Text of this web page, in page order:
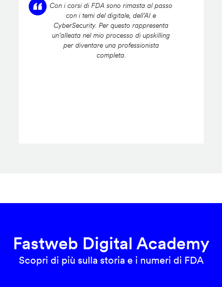
Con i corsi di FDA sono rimasta al passo
con i temi del digitale, dell’AI e
CyberSecurity. Per questo rappresenta
un’alleata nel mio processo di upskilling
per diventare una professionista
completa.
Fastweb Digital Academy
Scopri di più sulla storia e i numeri di FDA